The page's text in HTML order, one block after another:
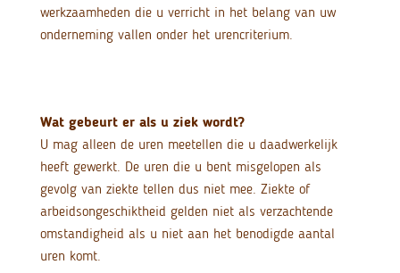
werkzaamheden die u verricht in het belang van uw
onderneming vallen onder het urencriterium.
Wat gebeurt er als u ziek wordt?
U mag alleen de uren meetellen die u daadwerkelijk
heeft gewerkt. De uren die u bent misgelopen als
gevolg van ziekte tellen dus niet mee. Ziekte of
arbeidsongeschiktheid gelden niet als verzachtende
omstandigheid als u niet aan het benodigde aantal
uren komt.